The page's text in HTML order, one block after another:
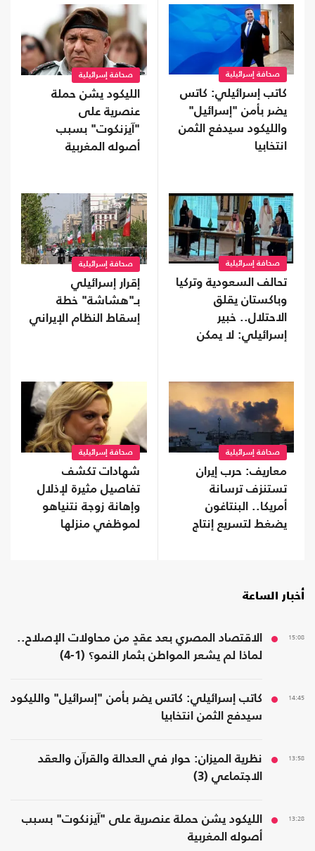
صحافة إسرائيلية
كاتب إسرائيلي: كاتس
يضر بأمن "إسرائيل"
والليكود سيدفع الثمن
انتخابيا
صحافة إسرائيلية
الليكود يشن حملة
عنصرية على
"آيزنكوت" بسبب
أصوله المغربية
صحافة إسرائيلية
تحالف السعودية وتركيا
وباكستان يقلق
الاحتلال.. خبير
إسرائيلي: لا يمكن
صحافة إسرائيلية
إقرار إسرائيلي
بـ"هشاشة" خطة
إسقاط النظام الإيراني
صحافة إسرائيلية
معاريف: حرب إيران
تستنزف ترسانة
أمريكا.. البنتاغون
يضغط لتسريع إنتاج
صحافة إسرائيلية
شهادات تكشف
تفاصيل مثيرة لإذلال
وإهانة زوجة نتنياهو
لموظفي منزلها
أخبار الساعة
15:08
الاقتصاد المصري بعد عقدٍ من محاولات الإصلاح..
لماذا لم يشعر المواطن بثمار النمو؟ (1-4)
14:45
كاتب إسرائيلي: كاتس يضر بأمن "إسرائيل" والليكود
سيدفع الثمن انتخابيا
13:58
نظرية الميزان: حوار في العدالة والقرآن والعقد
الاجتماعي (3)
13:28
الليكود يشن حملة عنصرية على "آيزنكوت" بسبب
أصوله المغربية